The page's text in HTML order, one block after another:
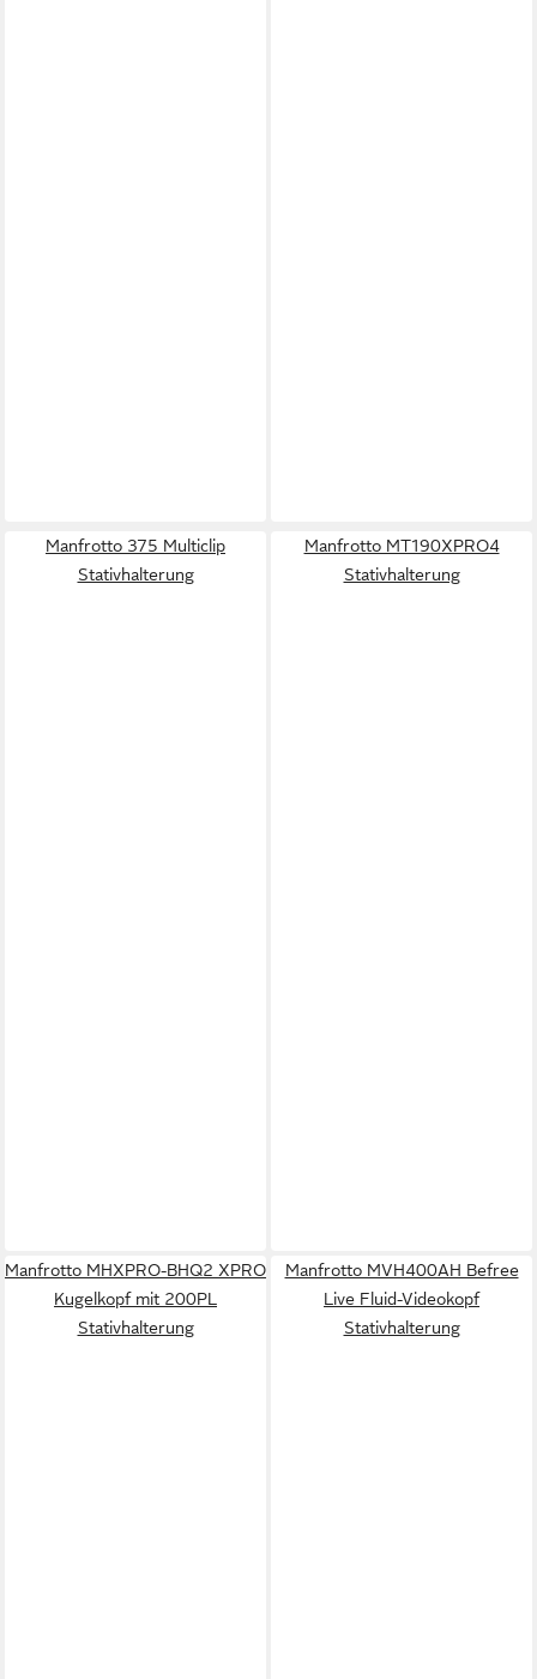
Manfrotto 375 Multiclip
Stativhalterung
Manfrotto MT190XPRO4
Stativhalterung
Manfrotto MHXPRO-BHQ2 XPRO
Kugelkopf mit 200PL
Stativhalterung
Manfrotto MVH400AH Befree
Live Fluid-Videokopf
Stativhalterung